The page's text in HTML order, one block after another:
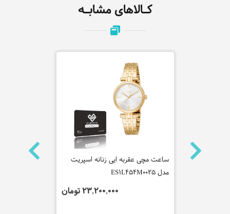
کـالاهای مشابـه
ساعت مچی
ساعت مچی عقربه ایی زنانه اسپریت
مدل ES1L454M0025
23,200,000 تومان